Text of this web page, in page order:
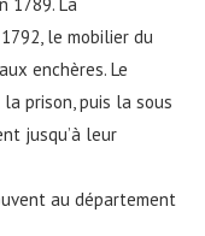
le mobilier du
enchères. Le
prison, puis la sous
jusqu’à leur
au département